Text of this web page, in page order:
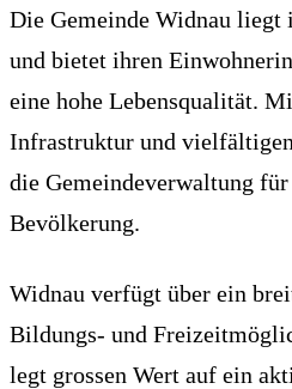
Die Gemeinde Widnau liegt
und bietet ihren
eine hohe Lebensqualität.
Infrastruktur und
die Gemeindeverwaltung
Bevölkerung.
Widnau verfügt über ein
Bildungs- und
legt grossen Wert auf ein